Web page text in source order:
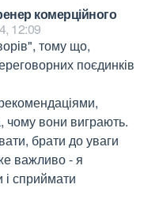
комерційного
12:09
тому що,
поєдинків
чому вони виграють.
брати до уваги
важливо - я
і сприймати